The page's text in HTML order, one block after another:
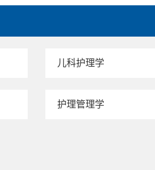
儿科护理学
护理管理学